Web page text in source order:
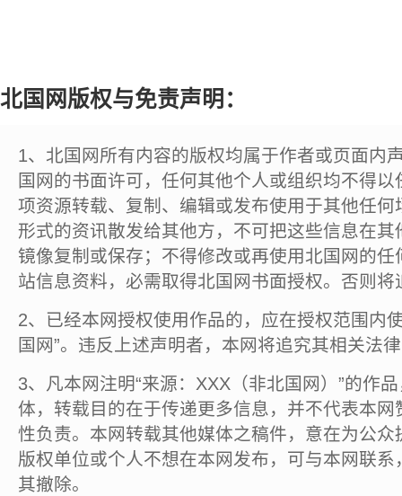
北国网版权与免责声明：
1、北国网所有内容的版权均属于作者或页面内
国网的书面许可，任何其他个人或组织均不得
项资源转载、复制、编辑或发布使用于其他任
形式的资讯散发给其他方，不可把这些信息在
镜像复制或保存；不得修改或再使用北国网的
站信息资料，必需取得北国网书面授权。否则将
2、已经本网授权使用作品的，应在授权范围内
国网”。违反上述声明者，本网将追究其相关法
3、凡本网注明“来源：XXX（非北国网）”的作
体，转载目的在于传递更多信息，并不代表本
性负责。本网转载其他媒体之稿件，意在为公
版权单位或个人不想在本网发布，可与本网联
其撤除。